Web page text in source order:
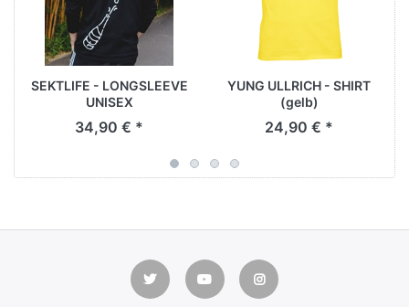
SEKTLIFE - LONGSLEEVE
UNISEX
34,90 € *
YUNG ULLRICH - SHIRT
(gelb)
24,90 € *